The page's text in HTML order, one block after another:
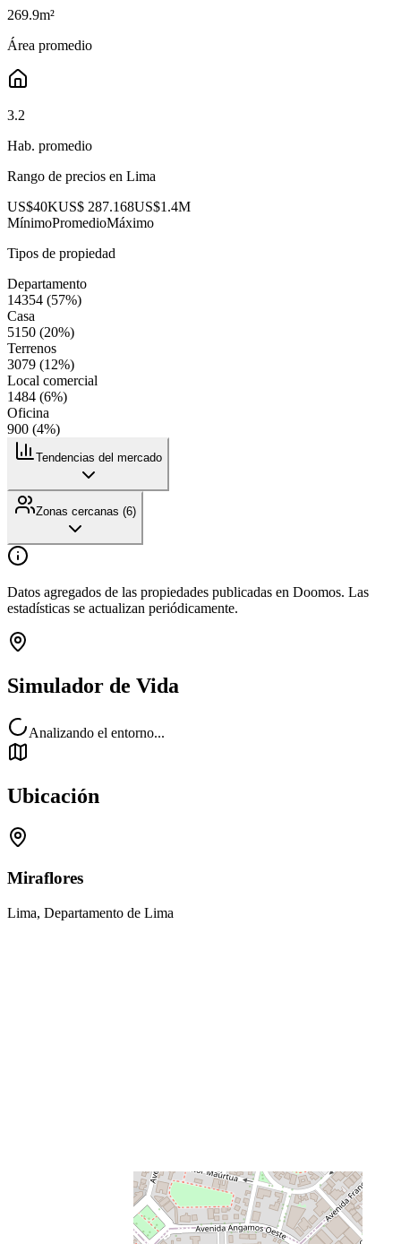
269.9m²
Área promedio
3.2
Hab. promedio
Rango de precios en Lima
US$40KUS$ 287.168US$1.4M
MínimoPromedioMáximo
Tipos de propiedad
Departamento
14354 (57%)
Casa
5150 (20%)
Terrenos
3079 (12%)
Local comercial
1484 (6%)
Oficina
900 (4%)
Tendencias del mercado
Zonas cercanas (6)
Datos agregados de las propiedades publicadas en Doomos. Las
estadísticas se actualizan periódicamente.
Simulador de Vida
Analizando el entorno...
Ubicación
Miraflores
Lima, Departamento de Lima